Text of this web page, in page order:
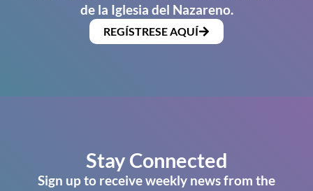
de la Iglesia del Nazareno.
REGÍSTRESE AQUÍ
Stay Connected
Sign up to receive weekly news from the